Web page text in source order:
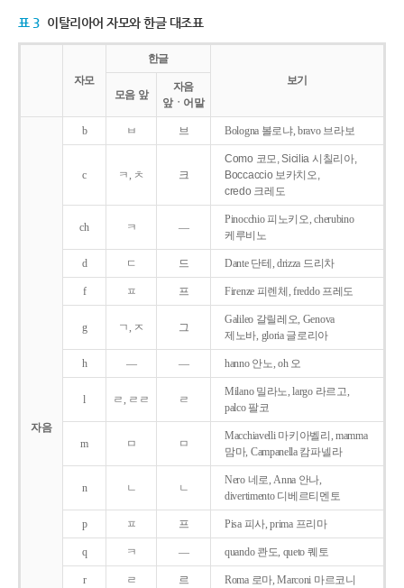
표 3 이탈리아어 자모와 한글 대조표
자모
한글
보기
모음 앞
자음
앞ㆍ어말
자음
b ㅂ 브 Bologna 볼로냐, bravo 브라보
c ㅋ, ㅊ 크
Como 코모, Sicilia 시칠리아,
Boccaccio 보카치오,
credo 크레도
ch ㅋ ―
Pinocchio 피노키오, cherubino
케루비노
d ㄷ 드 Dante 단테, drizza 드리차
f ㅍ 프 Firenze 피렌체, freddo 프레도
g ㄱ, ㅈ 그
Galileo 갈릴레오, Genova
제노바, gloria 글로리아
h ― ― hanno 안노, oh 오
l ㄹ, ㄹㄹ ㄹ
Milano 밀라노, largo 라르고,
palco 팔코
m ㅁ ㅁ
Macchiavelli 마키아벨리, mamma
맘마, Campanella 캄파넬라
n ㄴ ㄴ
Nero 네로, Anna 안나,
divertimento 디베르티멘토
p ㅍ 프 Pisa 피사, prima 프리마
q ㅋ ― quando 콴도, queto 퀘토
r ㄹ 르 Roma 로마, Marconi 마르코니